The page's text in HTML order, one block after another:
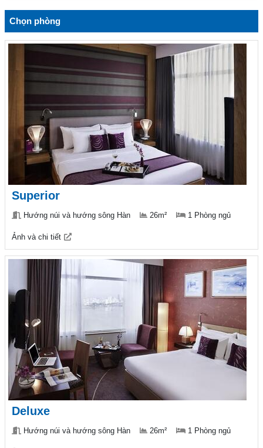
Chọn phòng
Superior
Hướng núi và hướng sông Hàn 26m² 1 Phòng ngủ
Ảnh và chi tiết
Deluxe
Hướng núi và hướng sông Hàn 26m² 1 Phòng ngủ